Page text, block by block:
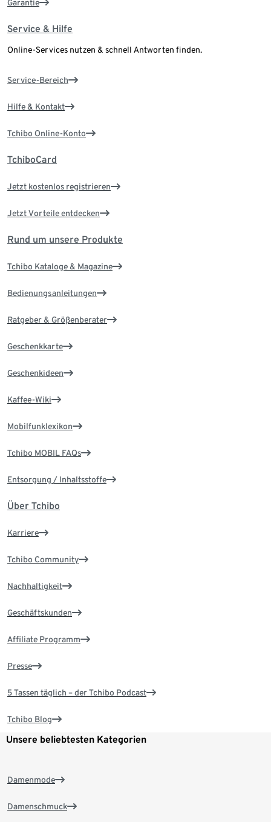
Garantie
Service & Hilfe
Online-Services nutzen & schnell Antworten finden.
Service-Bereich
Hilfe & Kontakt
Tchibo Online-Konto
TchiboCard
Jetzt kostenlos registrieren
Jetzt Vorteile entdecken
Rund um unsere Produkte
Tchibo Kataloge & Magazine
Bedienungsanleitungen
Ratgeber & Größenberater
Geschenkkarte
Geschenkideen
Kaffee-Wiki
Mobilfunklexikon
Tchibo MOBIL FAQs
Entsorgung / Inhaltsstoffe
Über Tchibo
Karriere
Tchibo Community
Nachhaltigkeit
Geschäftskunden
Affiliate Programm
Presse
5 Tassen täglich – der Tchibo Podcast
Tchibo Blog
Unsere beliebtesten Kategorien
Damenmode
Damenschmuck